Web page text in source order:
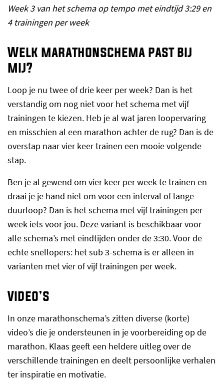
Week 3 van het schema op tempo met eindtijd 3:29 en
4 trainingen per week
Welk marathonschema past bij
mij?
Loop je nu twee of drie keer per week? Dan is het
verstandig om nog niet voor het schema met vijf
trainingen te kiezen. Heb je al wat jaren loopervaring
en misschien al een marathon achter de rug? Dan is de
overstap naar vier keer trainen een mooie volgende
stap.
Ben je al gewend om vier keer per week te trainen en
draai je je hand niet om voor een interval of lange
duurloop? Dan is het schema met vijf trainingen per
week iets voor jou. Deze variant is beschikbaar voor
alle schema’s met eindtijden onder de 3:30. Voor de
echte snellopers: het sub 3-schema is er alleen in
varianten met vier of vijf trainingen per week.
Video’s
In onze marathonschema’s zitten diverse (korte)
video’s die je ondersteunen in je voorbereiding op de
marathon. Klaas geeft een heldere uitleg over de
verschillende trainingen en deelt persoonlijke verhalen
ter inspiratie en motivatie.